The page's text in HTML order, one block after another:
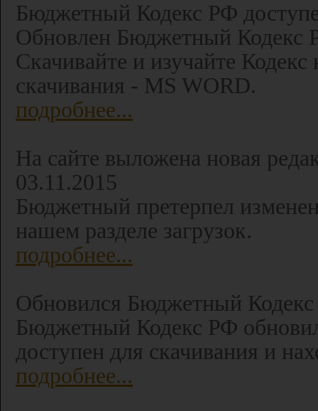
Бюджетный Кодекс РФ
Обновлен Бюджетный Кодекс
Скачивайте и изучайте
скачивания - MS WORD.
подробнее...
На сайте выложена новая
03.11.2015
Бюджетный претерпел
нашем разделе загрузок.
подробнее...
Обновился Бюджетный
Бюджетный Кодекс РФ
доступен для скачивания и
подробнее...